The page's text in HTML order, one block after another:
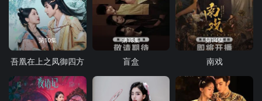
第10集
吾凰在上之凤御四方
第13集
盲盒
第14集
南戏